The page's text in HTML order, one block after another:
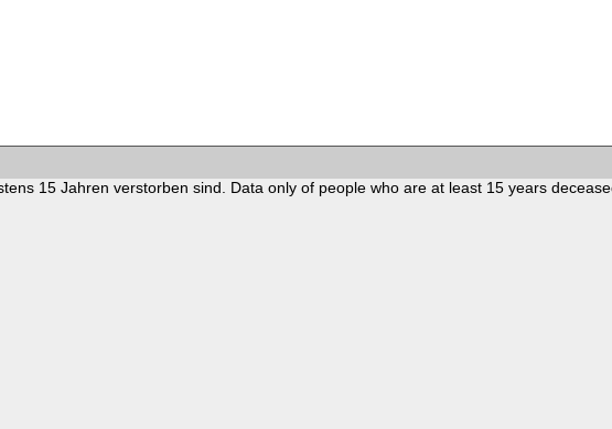
15 Jahren verstorben sind. Data only of people who are at least 15 years